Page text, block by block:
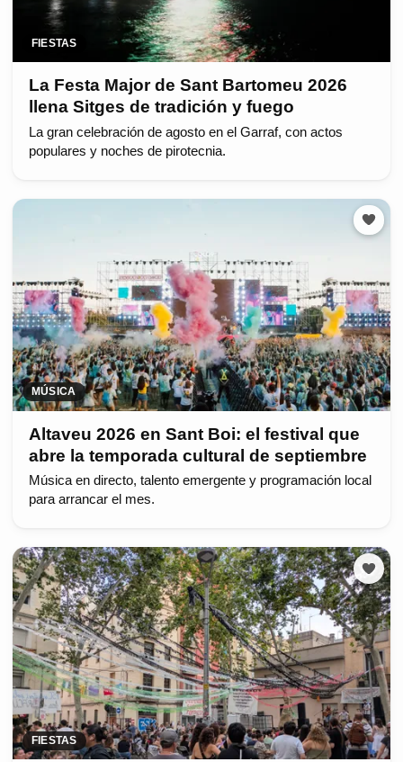
FIESTAS
La Festa Major de Sant Bartomeu 2026
llena Sitges de tradición y fuego
La gran celebración de agosto en el Garraf, con actos
populares y noches de pirotecnia.
MÚSICA
Altaveu 2026 en Sant Boi: el festival que
abre la temporada cultural de septiembre
Música en directo, talento emergente y programación local
para arrancar el mes.
FIESTAS